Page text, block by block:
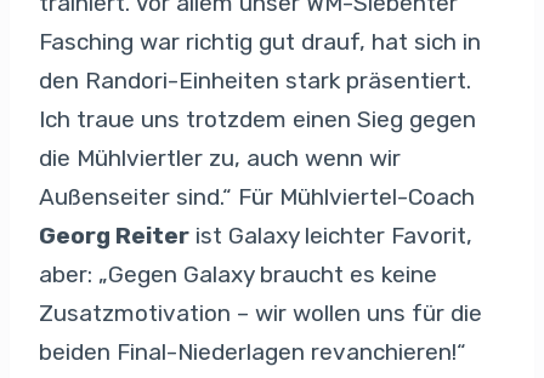
Fasching war richtig gut drauf, hat sich in
den Randori-Einheiten stark präsentiert.
Ich traue uns trotzdem einen Sieg gegen
die Mühlviertler zu, auch wenn wir
Außenseiter sind.“ Für Mühlviertel-Coach
Georg Reiter ist Galaxy leichter Favorit,
aber: „Gegen Galaxy braucht es keine
Zusatzmotivation – wir wollen uns für die
beiden Final-Niederlagen revanchieren!“